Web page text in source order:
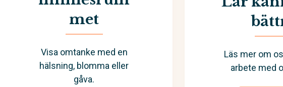
met
Visa omtanke med en
hälsning, blomma eller
gåva.
Läs mer om
arbete med